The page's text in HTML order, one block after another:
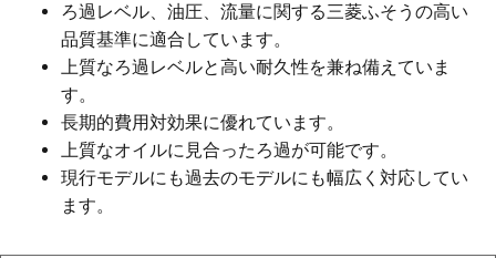
ろ過レベル、油圧、流量に関する三菱ふそうの高い
品質基準に適合しています。
上質なろ過レベルと高い耐久性を兼ね備えていま
す。
長期的費用対効果に優れています。
上質なオイルに見合ったろ過が可能です。
現行モデルにも過去のモデルにも幅広く対応してい
ます。